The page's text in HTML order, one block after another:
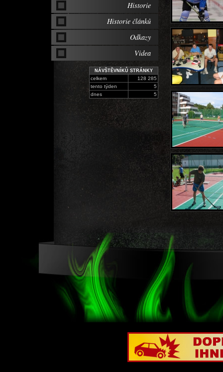
Historie
Historie článků
Odkazy
Videa
NÁVŠTĚVNÍKŮ STRÁNKY
celkem
128 285
tento týden
5
dnes
5